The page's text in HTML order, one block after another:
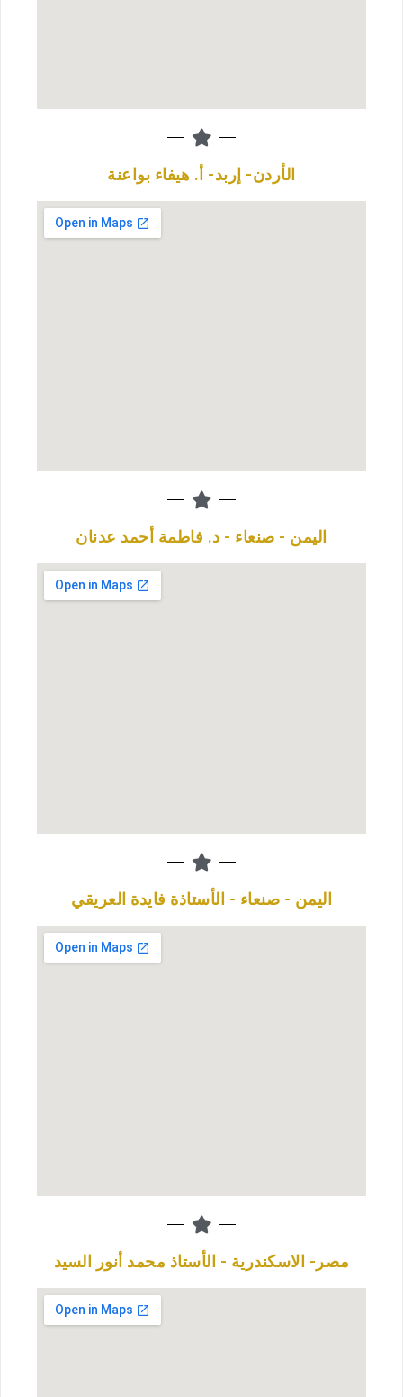
الأردن- إربد- أ. هيفاء بواعنة
اليمن - صنعاء - د. فاطمة أحمد عدنان
اليمن - صنعاء - الأستاذة فايدة العريقي
مصر- الاسكندرية - الأستاذ محمد أنور السيد